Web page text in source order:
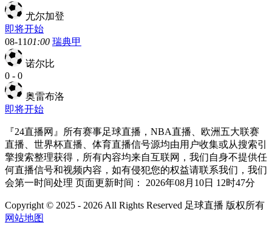
尤尔加登
即将开始
08-1101:00 瑞典甲
诺尔比
0 - 0
奥雷布洛
即将开始
『24直播网』所有赛事足球直播，NBA直播、欧洲五大联赛
直播、世界杯直播、体育直播信号源均由用户收集或从搜索引
擎搜索整理获得，所有内容均来自互联网，我们自身不提供任
何直播信号和视频内容，如有侵犯您的权益请联系我们，我们
会第一时间处理 页面更新时间： 2026年08月10日 12时47分
Copyright © 2025 - 2026 All Rights Reserved 足球直播 版权所有
网站地图